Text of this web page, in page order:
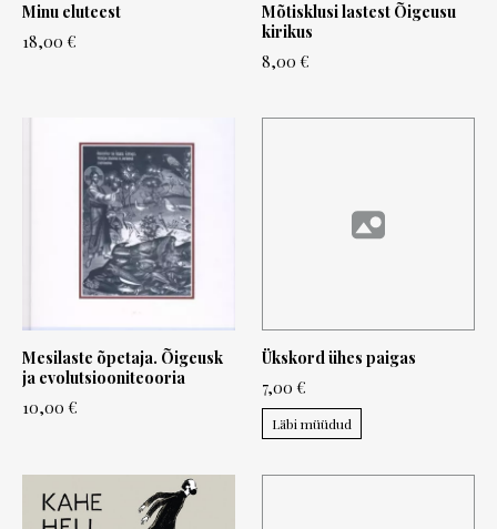
Minu eluteest
18,00 €
Mõtisklusi lastest Õigeusu
kirikus
8,00 €
Mesilaste õpetaja. Õigeusk
ja evolutsiooniteooria
10,00 €
Ükskord ühes paigas
7,00 €
Läbi müüdud